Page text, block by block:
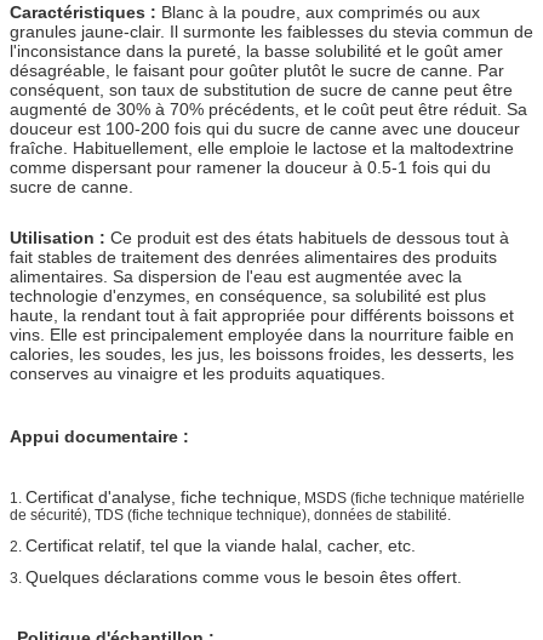
Caractéristiques : Blanc à la poudre, aux comprimés ou aux
granules jaune-clair. Il surmonte les faiblesses du stevia commun de
l'inconsistance dans la pureté, la basse solubilité et le goût amer
désagréable, le faisant pour goûter plutôt le sucre de canne. Par
conséquent, son taux de substitution de sucre de canne peut être
augmenté de 30% à 70% précédents, et le coût peut être réduit. Sa
douceur est 100-200 fois qui du sucre de canne avec une douceur
fraîche. Habituellement, elle emploie le lactose et la maltodextrine
comme dispersant pour ramener la douceur à 0.5-1 fois qui du
sucre de canne.
Utilisation : Ce produit est des états habituels de dessous tout à
fait stables de traitement des denrées alimentaires des produits
alimentaires. Sa dispersion de l'eau est augmentée avec la
technologie d'enzymes, en conséquence, sa solubilité est plus
haute, la rendant tout à fait appropriée pour différents boissons et
vins. Elle est principalement employée dans la nourriture faible en
calories, les soudes, les jus, les boissons froides, les desserts, les
conserves au vinaigre et les produits aquatiques.
Appui documentaire :
1. Certificat d'analyse, fiche technique, MSDS (fiche technique matérielle
de sécurité), TDS (fiche technique technique), données de stabilité.
2. Certificat relatif, tel que la viande halal, cacher, etc.
3. Quelques déclarations comme vous le besoin êtes offert.